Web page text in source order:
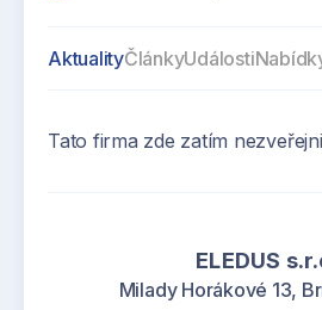
AktualityČlánkyUdálosti
Tato firma zde zatím
ELEDUS
Milady Horákové 13,